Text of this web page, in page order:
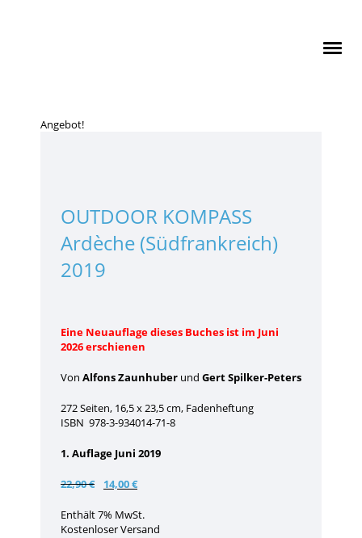
Angebot!
OUTDOOR KOMPASS
Ardèche (Südfrankreich)
2019
Eine Neuauflage dieses Buches ist im Juni
2026 erschienen
Von Alfons Zaunhuber und Gert Spilker-Peters
272 Seiten, 16,5 x 23,5 cm, Fadenheftung
ISBN 978-3-934014-71-8
1. Auflage Juni 2019
22,90€
Ursprünglicher
war:
22,90 €
14,00€
14,00 €.
Enthält 7% MwSt.
Kostenloser Versand